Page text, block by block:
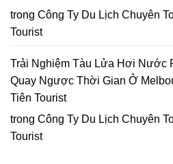
trong Công Ty Du Lịch Chuyên
Tourist
Trải Nghiệm Tàu Lửa Hơi Nước
Quay Ngược Thời Gian Ở
Tiên Tourist
trong Công Ty Du Lịch Chuyên
Tourist